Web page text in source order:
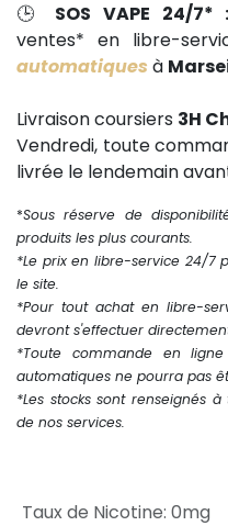
🕒 SOS VAPE 24/7* :
ventes* en libre-
automatiques à
Livraison coursiers 3H
Vendredi, toute
livrée le lendemain
*Sous réserve de
produits les plus courants.
*Le prix en libre-service 24/7
le site.
*Pour tout achat en libre-
devront s'effectuer
*Toute commande en
automatiques ne pourra pas
*Les stocks sont renseignés
de nos services.
Taux de Nicotine: 0mg